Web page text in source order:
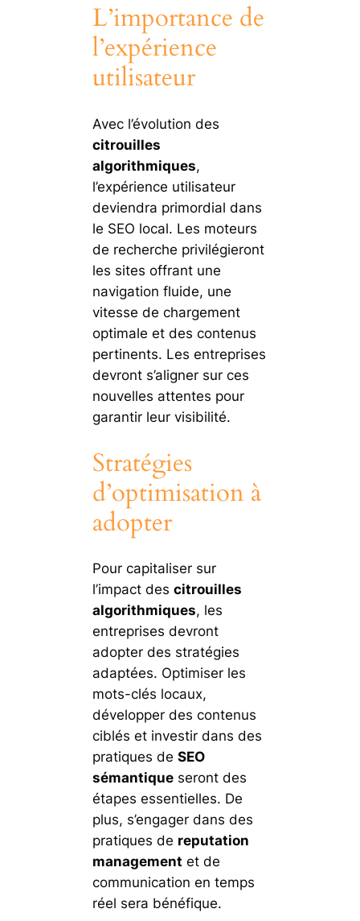
L’importance de
l’expérience
utilisateur
Avec l’évolution des
citrouilles
algorithmiques,
l’expérience utilisateur
deviendra primordial dans
le SEO local. Les moteurs
de recherche privilégieront
les sites offrant une
navigation fluide, une
vitesse de chargement
optimale et des contenus
pertinents. Les entreprises
devront s’aligner sur ces
nouvelles attentes pour
garantir leur visibilité.
Stratégies
d’optimisation à
adopter
Pour capitaliser sur
l’impact descitrouilles
algorithmiques, les
entreprises devront
adopter des stratégies
adaptées. Optimiser les
mots-clés locaux,
développer des contenus
ciblés et investir dans des
pratiques deSEO
sémantique seront des
étapes essentielles. De
plus, s’engager dans des
pratiques de reputation
management et de
communication en temps
réel sera bénéfique.